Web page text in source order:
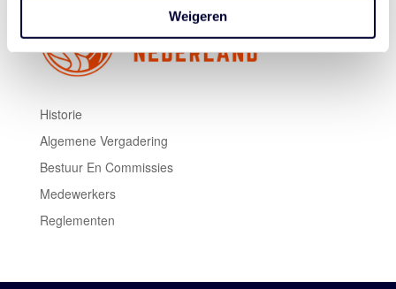
Weigeren
Historie
Algemene Vergadering
Bestuur En Commissies
Medewerkers
Reglementen